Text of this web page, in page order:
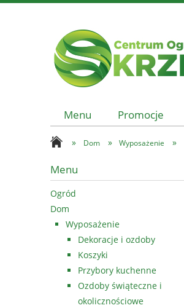
Menu Promocje
» Dom » Wyposażenie »
Menu
Ogród
Dom
Wyposażenie
Dekoracje i ozdoby
Koszyki
Przybory kuchenne
Ozdoby świąteczne i
okolicznościowe